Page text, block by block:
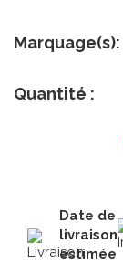
Marquage(s):
Quantité :
Date de
livraison
estimée